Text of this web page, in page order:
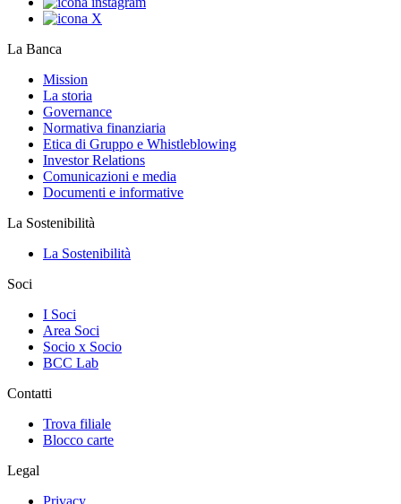
La Banca
Mission
La storia
Governance
Normativa finanziaria
Etica di Gruppo e Whistleblowing
Investor Relations
Comunicazioni e media
Documenti e informative
La Sostenibilità
La Sostenibilità
Soci
I Soci
Area Soci
Socio x Socio
BCC Lab
Contatti
Trova filiale
Blocco carte
Legal
Privacy